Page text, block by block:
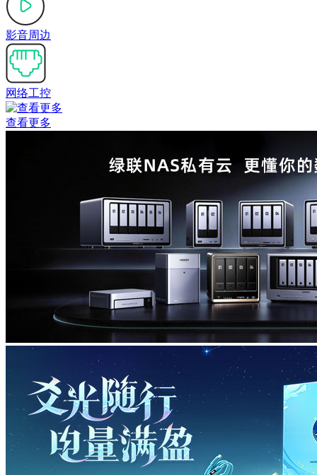
影音周边
网络工控
查看更多